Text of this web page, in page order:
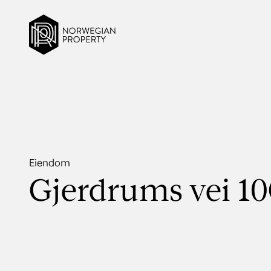
Eiendom
Gjerdrums vei